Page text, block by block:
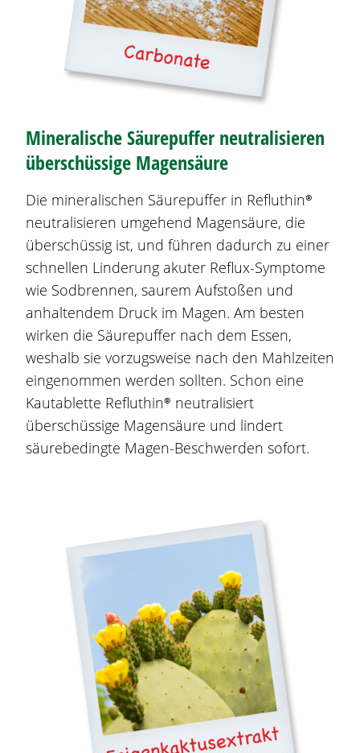
Mineralische Säurepuffer neutralisieren
überschüssige Magensäure
Die mineralischen Säurepuffer in Refluthin®
neutralisieren umgehend Magensäure, die
überschüssig ist, und führen dadurch zu einer
schnellen Linderung akuter Reflux-Symptome
wie Sodbrennen, saurem Aufstoßen und
anhaltendem Druck im Magen. Am besten
wirken die Säurepuffer nach dem Essen,
weshalb sie vorzugsweise nach den Mahlzeiten
eingenommen werden sollten. Schon eine
Kautablette Refluthin® neutralisiert
überschüssige Magensäure und lindert
säurebedingte Magen-Beschwerden sofort.